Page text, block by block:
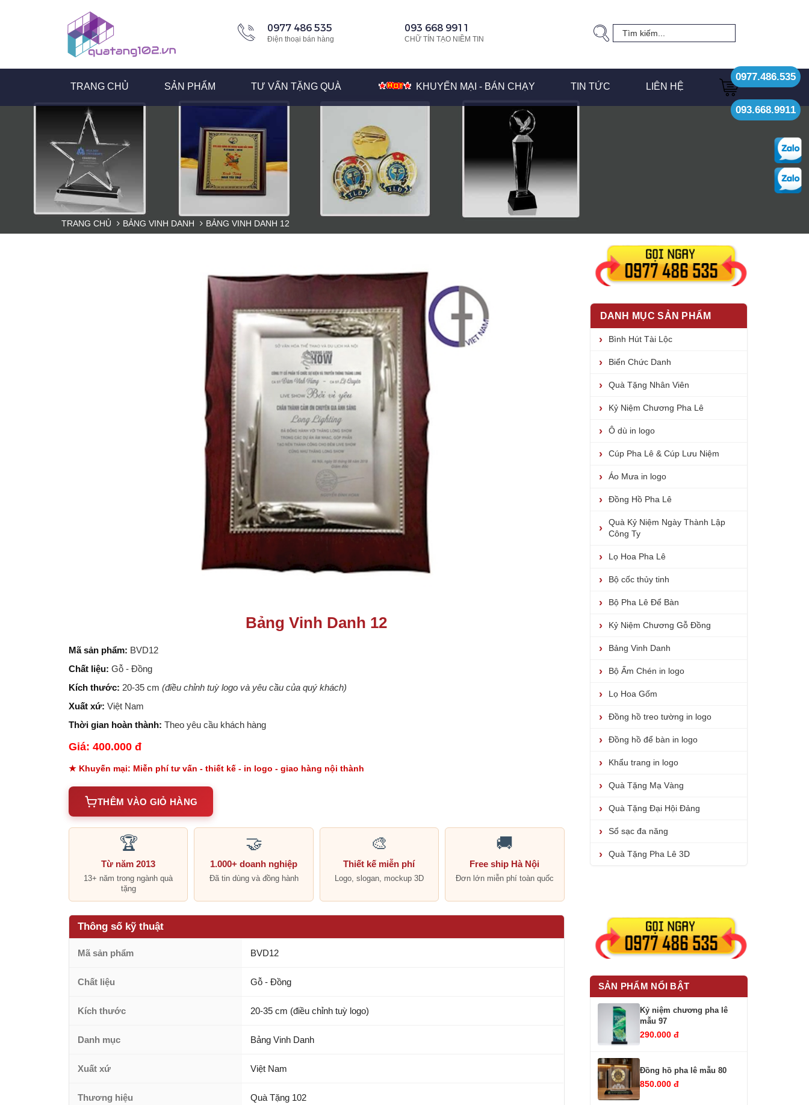
0977 486 535
Điện thoại bán hàng
093 668 9911
CHỮ TÍN TẠO NIỀM TIN
TRANG CHỦ SẢN PHẨM TƯ VẤN TẶNG QUÀ KHUYẾN MẠI - BÁN CHẠY TIN TỨC LIÊN HỆ
0977.486.535
093.668.9911
TRANG CHỦ BẢNG VINH DANH BẢNG VINH DANH 12
Bảng Vinh Danh 12
Mã sản phẩm: BVD12
Chất liệu: Gỗ - Đồng
Kích thước: 20-35 cm (điều chỉnh tuỳ logo và yêu cầu của quý khách)
Xuất xứ: Việt Nam
Thời gian hoàn thành: Theo yêu cầu khách hàng
Giá: 400.000 đ
★ Khuyến mại: Miễn phí tư vấn - thiết kế - in logo - giao hàng nội thành
THÊM VÀO GIỎ HÀNG
🏆
Từ năm 2013
13+ năm trong ngành quà
tặng
🤝
1.000+ doanh nghiệp
Đã tin dùng và đồng hành
🎨
Thiết kế miễn phí
Logo, slogan, mockup 3D
🚚
Free ship Hà Nội
Đơn lớn miễn phí toàn quốc
Thông số kỹ thuật
Mã sản phẩm BVD12
Chất liệu Gỗ - Đồng
Kích thước 20-35 cm (điều chỉnh tuỳ logo)
Danh mục Bảng Vinh Danh
Xuất xứ Việt Nam
Thương hiệu Quà Tặng 102
DANH MỤC SẢN PHẨM
Bình Hút Tài Lộc
Biển Chức Danh
Quà Tặng Nhân Viên
Kỷ Niệm Chương Pha Lê
Ô dù in logo
Cúp Pha Lê & Cúp Lưu Niệm
Áo Mưa in logo
Đồng Hồ Pha Lê
Quà Kỷ Niệm Ngày Thành Lập
Công Ty
Lọ Hoa Pha Lê
Bộ cốc thủy tinh
Bộ Pha Lê Để Bàn
Kỷ Niệm Chương Gỗ Đồng
Bảng Vinh Danh
Bộ Ấm Chén in logo
Lọ Hoa Gốm
Đồng hồ treo tường in logo
Đồng hồ để bàn in logo
Khẩu trang in logo
Quà Tặng Mạ Vàng
Quà Tặng Đại Hội Đảng
Sổ sạc đa năng
Quà Tặng Pha Lê 3D
SẢN PHẨM NỔI BẬT
Kỷ niệm chương pha lê
mẫu 97
290.000 đ
Đồng hồ pha lê mẫu 80
850.000 đ